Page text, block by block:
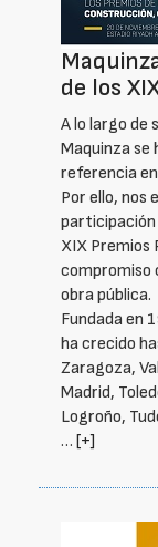
de los
A lo largo de
Maquinza se
referencia
Por ello, nos
XIX Premios
compromiso
obra pública.
Fundada en
ha crecido
Zaragoza,
Madrid,
Logroño,
… [+]